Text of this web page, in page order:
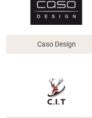
Caso Design